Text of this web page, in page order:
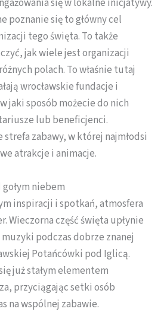
się w lokalne inicjatywy.
poznanie się to główny cel
tego święta. To także
jak wiele jest organizacji
polach. To właśnie tutaj
wrocławskie fundacje i
jaki sposób możecie do nich
lub beneficjenci.
zabawy, w której najmłodsi
atrakcje i animacje.
niebem
inspiracji i spotkań, atmosfera
Wieczorna część święta upłynie
podczas dobrze znanej
Potańcówki pod Iglicą.
już stałym elementem
przyciągając setki osób
na wspólnej zabawie.